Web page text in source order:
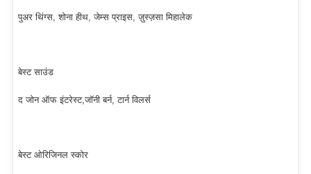
पुअर थिंग्स, शोना हीथ, जेम्स प्राइस, ज़ुस्ज़सा मिहालेक
बेस्ट साउंड
द जोन ऑफ इंटरेस्ट,जॉनी बर्न, टार्न विलर्स
बेस्ट ओरिजिनल स्कोर